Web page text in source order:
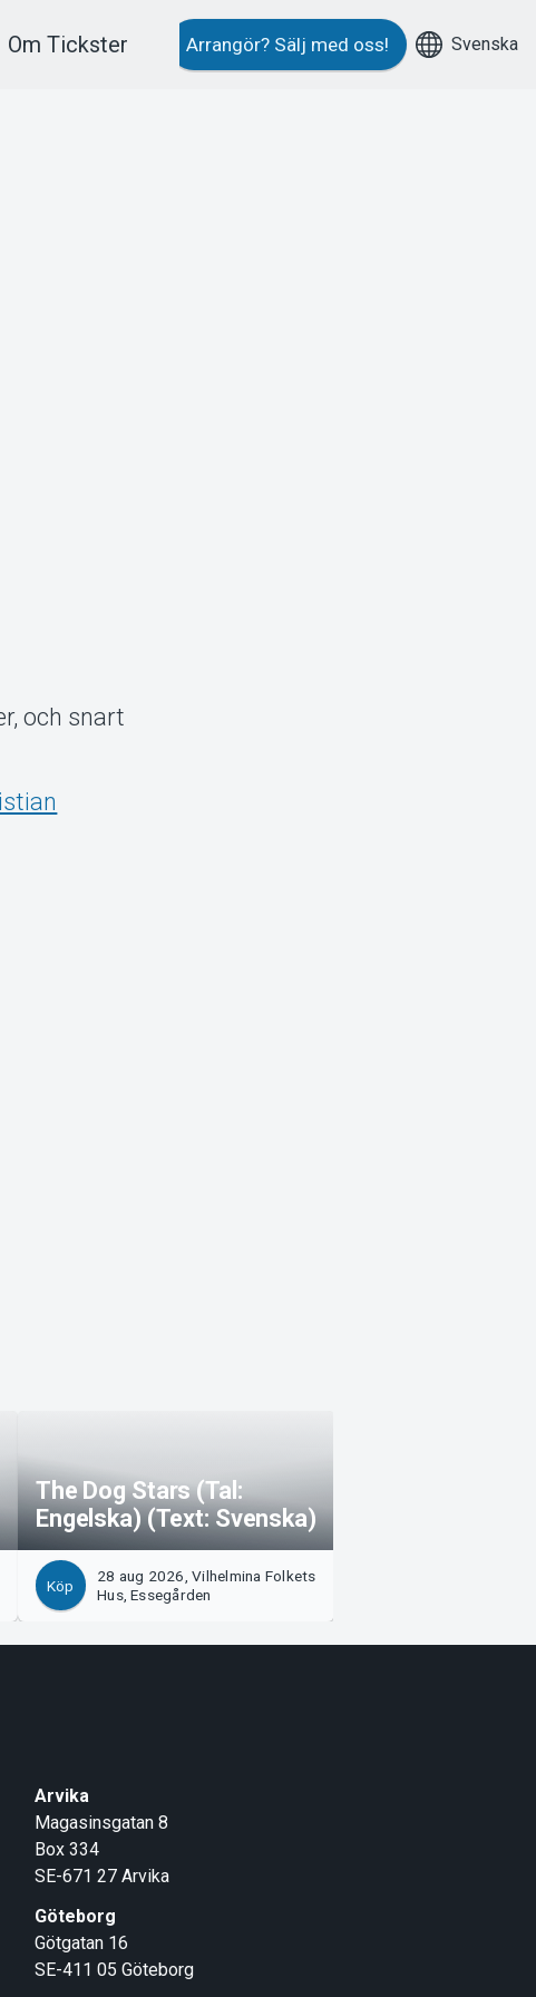
Om Tickster Arrangör? Sälj med oss! Svenska
och snart
The Dog Stars (Tal:
Engelska) (Text: Svenska)
Köp
28 aug 2026, Vilhelmina Folkets
Hus, Essegården
Arvika
Magasinsgatan 8
Box 334
SE-671 27 Arvika
Göteborg
Götgatan 16
SE-411 05 Göteborg